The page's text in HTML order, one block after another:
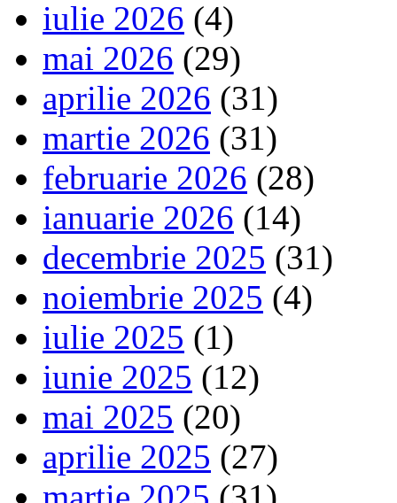
iulie 2026 (4)
mai 2026 (29)
aprilie 2026 (31)
martie 2026 (31)
februarie 2026 (28)
ianuarie 2026 (14)
decembrie 2025 (31)
noiembrie 2025 (4)
iulie 2025 (1)
iunie 2025 (12)
mai 2025 (20)
aprilie 2025 (27)